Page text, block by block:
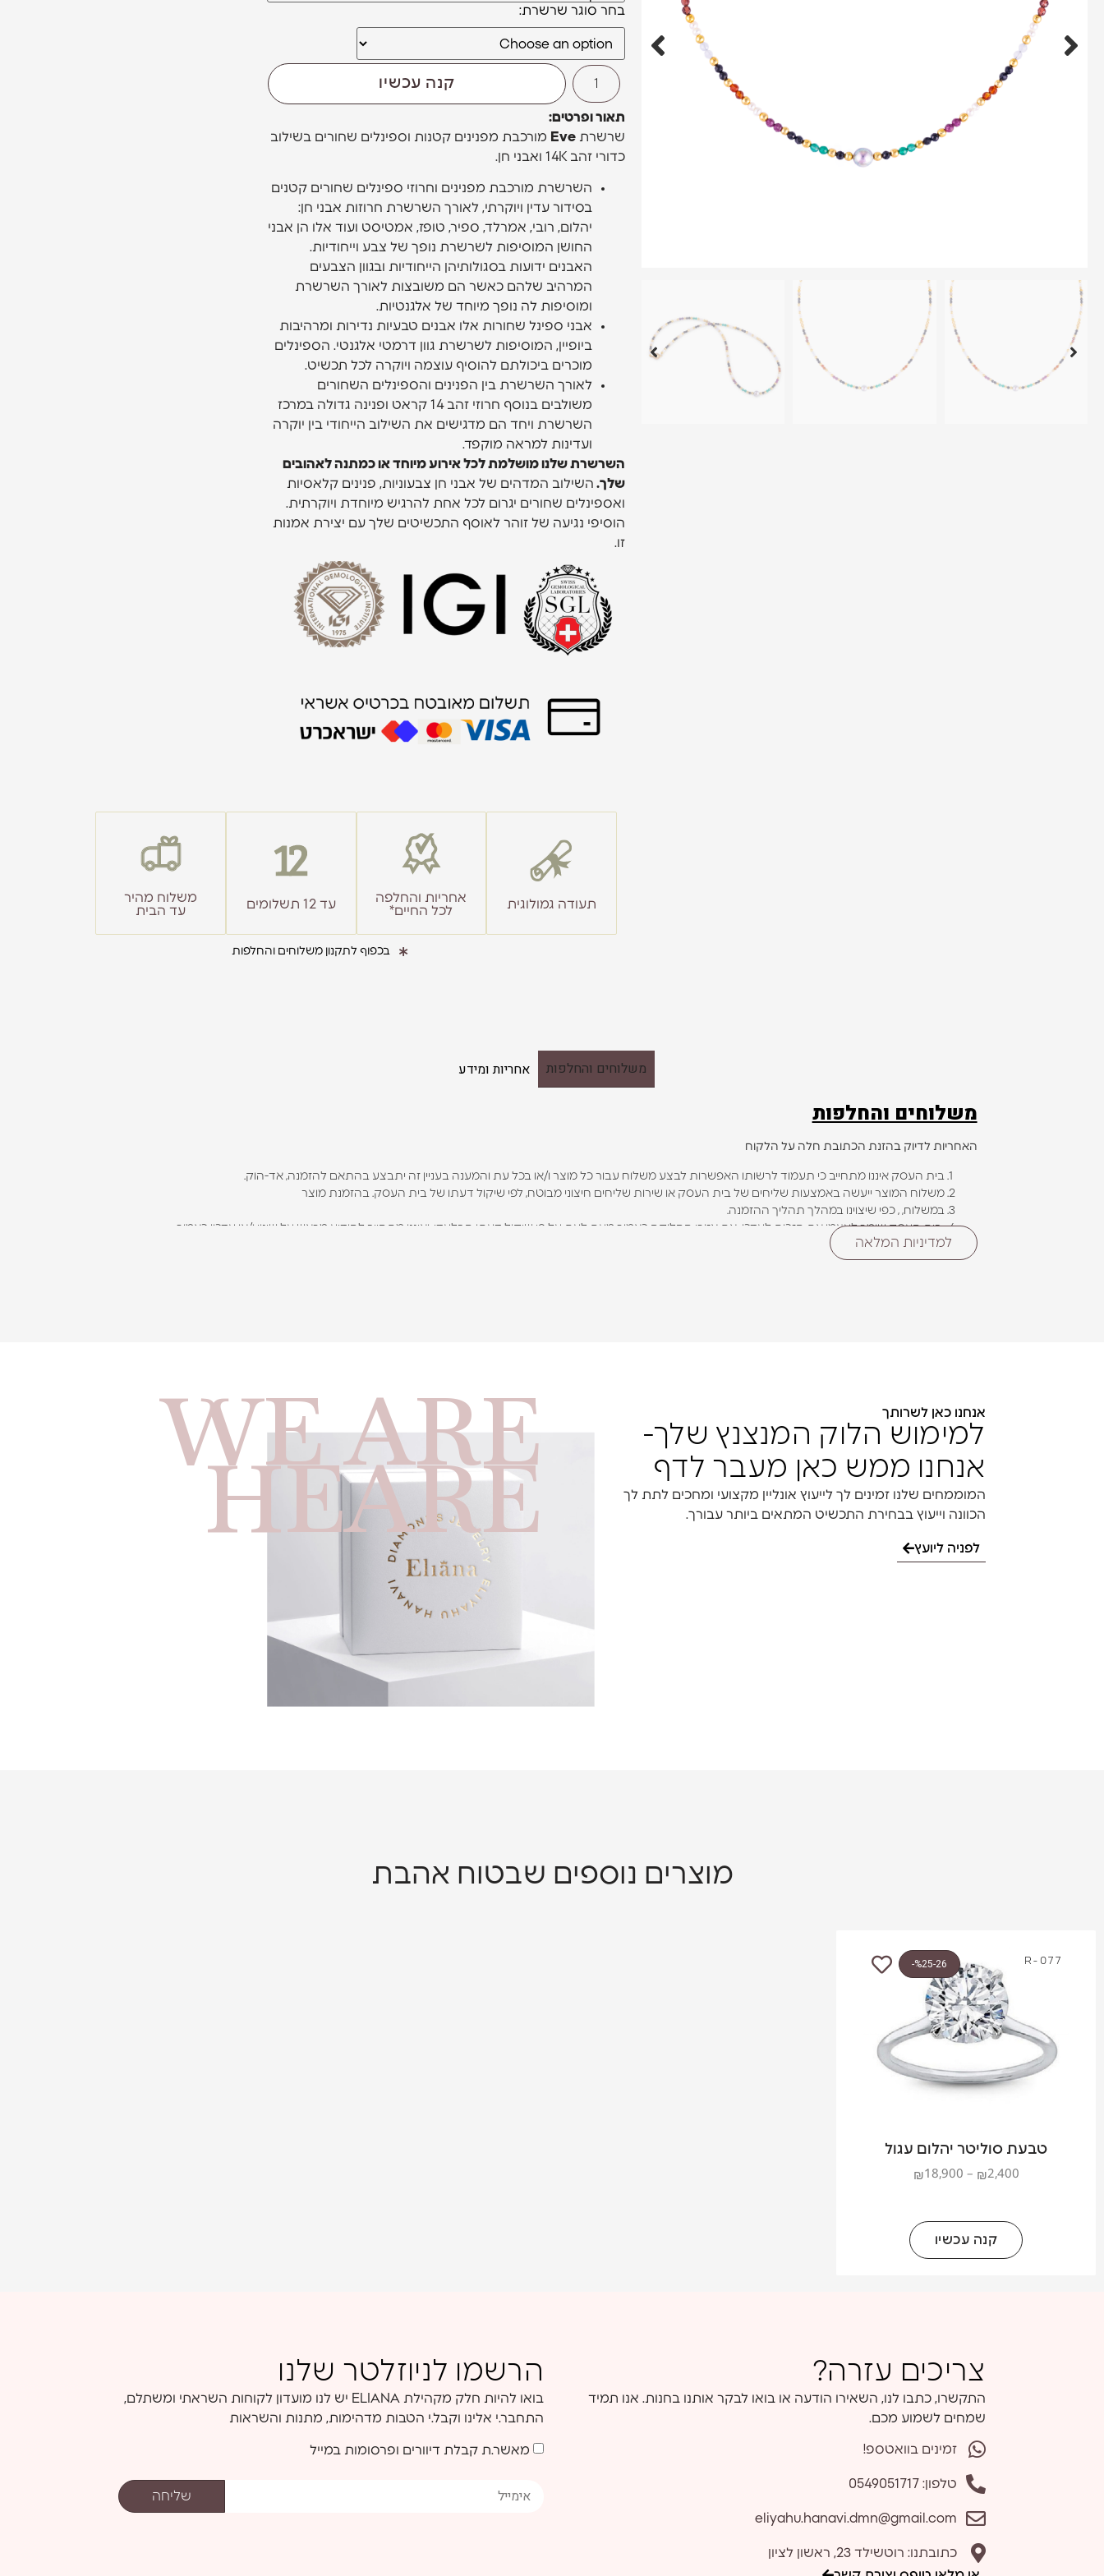
תעודה גמולוגית
אחריות והחלפה
לכל החיים*
עד 12 תשלומים
משלוח מהיר
עד הבית
בכפוף לתקנון משלוחים והחלפות
סוגר שרשרת
קנה עכשיו
תאור ופרטים:
שרשרתEve מורכבת מפנינים קטנות וספינלים שחורים בשילוב
כדורי זהב 14K ואבני חן.
השרשרת מורכבת מפנינים וחרוזי ספינלים שחורים קטנים
בסידור עדין ויוקרתי, לאורך השרשרת חרוזות אבני חן:
יהלום, רובי, אמרלד, ספיר, טופז, אמטיסט ועוד אלו הן אבני
החושן המוסיפות לשרשרת נופך של צבע וייחודיות.
האבנים ידועות בסגולותיהן הייחודיות ובגוון הצבעים
המרהיב שלהם כאשר הם משובצות לאורך השרשרת
ומוסיפות לה נופך מיוחד של אלגנטיות.
אבני ספינל שחורות אלו אבנים טבעיות נדירות ומרהיבות
ביופיין, המוסיפות לשרשרת גוון דרמטי אלגנטי. הספינלים
מוכרים ביכולתם להוסיף עוצמה ויוקרה לכל תכשיט.
לאורך השרשרת בין הפנינים והספינלים השחורים
משולבים בנוסף חרוזי זהב 14 קראט ופנינה גדולה במרכז
השרשרת ויחד הם מדגישים את השילוב הייחודי בין יוקרה
ועדינות למראה מוקפד.
השרשרת שלנו מושלמת לכל אירוע מיוחד או כמתנהלאהובים
שלך. השילוב המדהים של אבני חן צבעוניות, פנינים קלאסיות
ואספינלים שחורים יגרום לכל אחת להרגיש מיוחדת ויוקרתית.
הוסיפי נגיעה של זוהר לאוסף התכשיטים שלך עם יצירת אמנות
זו.
משלוחים והחלפות אחריות ומידע
משלוחים והחלפות
האחריות לדיוק בהזנת הכתובת חלה על הלקוח
בית העסק איננו מתחייב כי תעמוד לרשותו האפשרות לבצע משלוח עבור כל מוצר ו/או בכל עת והמענה בעניין זה יתבצע בהתאם להזמנה, אד-הוק.
משלוח המוצר ייעשה באמצעות שליחים של בית העסק או שירות שליחים חיצוני מבוטח, לפי שיקול דעתו של בית העסק. בהזמנת מוצר
במשלוח, , כפי שיצוינו במהלך תהליך ההזמנה.
בית העסק שומר לעצמו את הזכות לעדכן את אזורי החלוקה כאמור מעת לעת על פי שיקול דעתו הבלעדי, ואיננו מתחייב להודיע מראש על שינוי ו/או עדכון כאמור.
בעת מסירת המשלוח, בית העסק שומר לעצמו את הזכות לדרוש הצגת תעודה מזהה שלך על מנת לוודא את זהותך כתנאי למסירה וכן לדרוש את חתימתך. במידה ולא
תעמוד לרשותך תעודת זהות ו/או אמצעי זיהוי אחר כנדרש, בית העסק שומר לעצמו את הזכות להחזיר את המשלוח לבית העסק (כאמור דלעיל) ולחייבך עבור המשלוח
**על אף מועדי המשלוח המצויינים לעיל, ייתכן עיכוב למשלוחים המיועדים לאזורים חריגים: יישובי רמת הגולן, גבול הצפון, יישובי המגזר הערבי, יישובי בקעת הירדן, יישובי עוטף עזה,
אילת, ים המלח ויישובי הערבה. בתקופות שקודמות לחגים ובמהלך החגים ייתכנו עיכובים בזמני המשלוח. יום ההזמנה אינו נחשב למניין ימי המשלוח. **
במידה וחברת השליחיות לא מגיעה לאזורים מסוימים, החבילה תשלח בדואר רשום של דואר ישראל וייקח לה מספר ימים להגיע בהתאם למדיניות דואר ישראל בכתובת
למשלוח שציינת בעת ההזמנה.
במידה והזמנתך לא התקבלה בתוך המועדים המפורטים לעיל, הנך מתבקש ליצור איתנו קשר במיידי בטלפון מספר: .0549051717
עם קבלת הזמנתך, הנך מתבקש לבדוק בקפידה את תוכן החבילה. אם ישנם הבדלים כלשהם בין הזמנתך לבין הפריט שקיבלת, הנך מתבקש ליצור איתנו קשר במיידי
למדיניות המלאה
אנחנו כאן לשרותך
למימוש הלוק המנצנץ שלך-
אנחנו ממש כאן מעבר לדף
המוממחים שלנו זמינים לך לייעוץ אונליין מקצועי ומחכים לתת לך
הכוונה וייעוץ בבחירת התכשיט המתאים ביותר עבורך.
לפניה ליועץ
WE ARE
HEARE
מוצרים נוספים שבטוח אהבת
%25-26- R-077
טבעת סוליטר יהלום עגול
₪2,400
–
₪18,900
קנה עכשיו
צריכים עזרה?
התקשרו, כתבו לנו, השאירו הודעה או בואו לבקר אותנו בחנות. אנו תמיד
שמחים לשמוע מכם.
זמינים בוואטספ!
טלפון: 0549051717
eliyahu.hanavi.dmn@gmail.com
כתובתנו: רוטשילד 23, ראשון לציון
הרשמו לניוזלטר שלנו
בואו להיות חלק מקהילת ELIANA יש לנו מועדון לקוחות השראתי ומשתלם,
התחבר.י אלינו וקבל.י הטבות מדהימות, מתנות והשראות
מאשר.ת קבלת דיוורים ופרסומות במייל
שליחה